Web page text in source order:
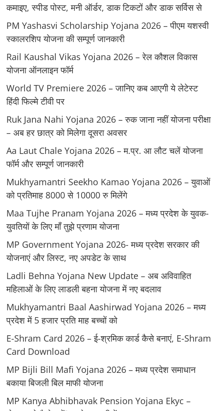
कमाइए, स्पीड पोस्ट, मनी ऑर्डर, डाक टिकटों और डाक सर्विस से
PM Yashasvi Scholarship Yojana 2026 – पीएम यशस्वी
स्कालरशिप योजना की सम्पूर्ण जानकारी
Rail Kaushal Vikas Yojana 2026 – रेल कौशल विकास
योजना ऑनलाइन फॉर्म
World TV Premiere 2026 – जानिए कब आएगी ये लेटेस्ट
हिंदी फिल्मे टीवी पर
Ruk Jana Nahi Yojana 2026 – रुक जाना नहीं योजना परीक्षा
– अब हर छात्र को मिलेगा दूसरा अवसर
Aa Laut Chale Yojana 2026 – म.प्र. आ लौट चलें योजना
फॉर्म और सम्पूर्ण जानकारी
Mukhyamantri Seekho Kamao Yojana 2026 – युवाओं
को प्रतिमाह 8000 से 10000 रु मिलेंगे
Maa Tujhe Pranam Yojana 2026 – मध्य प्रदेश के युवक-
युवतियों के लिए मॉं तुझे प्रणाम योजना
MP Government Yojana 2026- मध्य प्रदेश सरकार की
योजनाएं और लिस्ट, नए अपडेट के साथ
Ladli Behna Yojana New Update – अब अविवाहित
महिलाओं के लिए लाडली बहना योजना में नए बदलाव
Mukhyamantri Baal Aashirwad Yojana 2026 – मध्य
प्रदेश में 5 हजार प्रति माह बच्चों को
E-Shram Card 2026 – ई-श्रमिक कार्ड कैसे बनाएं, E-Shram
Card Download
MP Bijli Bill Mafi Yojana 2026 – मध्य प्रदेश समाधान
बकाया बिजली बिल माफी योजना
MP Kanya Abhibhavak Pension Yojana Ekyc –